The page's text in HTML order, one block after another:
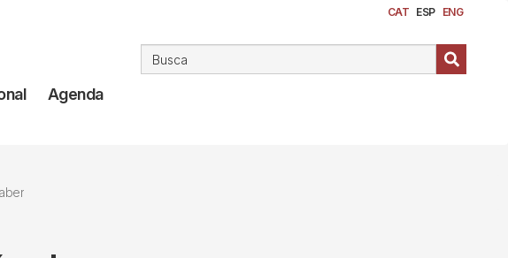
CAT ESP ENG
Agenda